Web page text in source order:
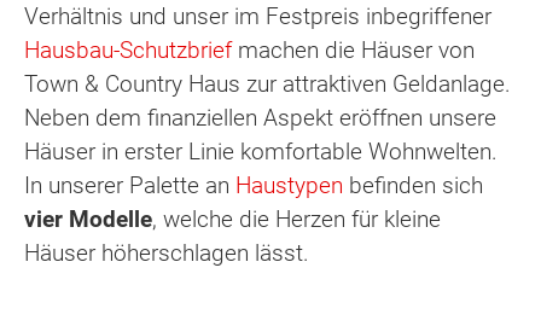
Verhältnis und unser im Festpreis inbegriffener
Hausbau-Schutzbriefmachen die Häuser von
Town & Country Haus zur attraktiven Geldanlage.
Neben dem finanziellen Aspekt eröffnen unsere
Häuser in erster Linie komfortable Wohnwelten.
In unserer Palette an Haustypen befinden sich
vier Modelle, welche die Herzen für kleine
Häuser höherschlagen lässt.